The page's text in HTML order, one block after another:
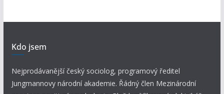
Kdo jsem
Nejprodávanější český sociolog, programový ředitel
Jungmannovy národní akademie. Řádný člen Mezinárodní